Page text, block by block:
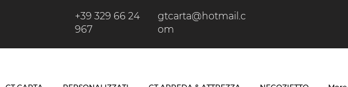
+39 329 66 24
967
gtcarta@hotmail.c
om